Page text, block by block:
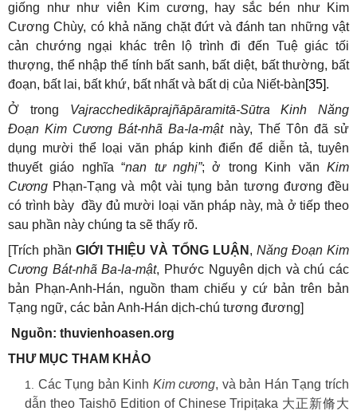
giống như như viên Kim cương, hay sắc bén như Kim
Cương Chùy, có khả năng chặt đứt và đánh tan những vật
cản chướng ngại khác trên lộ trình đi đến Tuệ giác tối
thượng, thể nhập thể tính bất sanh, bất diệt, bất thường, bất
đoạn, bất lai, bất khứ, bất nhất và bất dị của Niết-bàn[35].
Ở trong
Vajracchedikāprajñāpāramitā-Sūtra
Kinh Năng
Đoạn Kim Cương Bát-nhã Ba-la-mật này, Thế Tôn đã sử
dụng mười thể loại văn pháp kinh điển để diễn tả, tuyên
thuyết giáo nghĩa “nan tư nghị”; ở trong Kinh văn Kim
Cương Phạn-Tạng và một vài tụng bản tương đương đều
có trình bày đầy đủ mười loại văn pháp này, mà ở tiếp theo
sau phần này chúng ta sẽ thấy rõ.
[Trích phần GIỚI THIỆU VÀ TỔNG LUẬN , Năng Đoạn Kim
Cương Bát-nhã Ba-la-mật, Phước Nguyên dịch và chú các
bản Phạn-Anh-Hán, nguồn tham chiếu y cứ bản trên bản
Tạng ngữ, các bản Anh-Hán dịch-chú tương đương]
Nguồn: thuvienhoasen.org
THƯ MỤC THAM KHẢO
Các Tụng bản Kinh Kim cương, và bản Hán Tạng trích
dẫn theo Taishō Edition of Chinese Tripiṭaka 大正新脩大